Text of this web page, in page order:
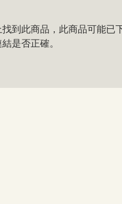
到此商品，此商品可能已下
是否正確。